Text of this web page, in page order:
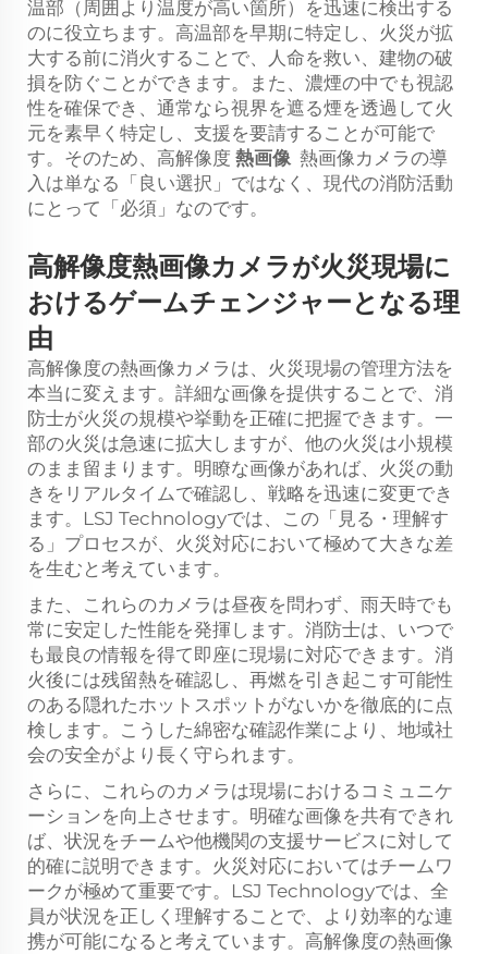
温部（周囲より温度が高い箇所）を迅速に検出する
のに役立ちます。高温部を早期に特定し、火災が拡
大する前に消火することで、人命を救い、建物の破
損を防ぐことができます。また、濃煙の中でも視認
性を確保でき、通常なら視界を遮る煙を透過して火
元を素早く特定し、支援を要請することが可能で
す。そのため、高解像度 熱画像 熱画像カメラの導
入は単なる「良い選択」ではなく、現代の消防活動
にとって「必須」なのです。
高解像度熱画像カメラが火災現場に
おけるゲームチェンジャーとなる理
由
高解像度の熱画像カメラは、火災現場の管理方法を
本当に変えます。詳細な画像を提供することで、消
防士が火災の規模や挙動を正確に把握できます。一
部の火災は急速に拡大しますが、他の火災は小規模
のまま留まります。明瞭な画像があれば、火災の動
きをリアルタイムで確認し、戦略を迅速に変更でき
ます。LSJ Technologyでは、この「見る・理解す
る」プロセスが、火災対応において極めて大きな差
を生むと考えています。
また、これらのカメラは昼夜を問わず、雨天時でも
常に安定した性能を発揮します。消防士は、いつで
も最良の情報を得て即座に現場に対応できます。消
火後には残留熱を確認し、再燃を引き起こす可能性
のある隠れたホットスポットがないかを徹底的に点
検します。こうした綿密な確認作業により、地域社
会の安全がより長く守られます。
さらに、これらのカメラは現場におけるコミュニケ
ーションを向上させます。明確な画像を共有できれ
ば、状況をチームや他機関の支援サービスに対して
的確に説明できます。火災対応においてはチームワ
ークが極めて重要です。LSJ Technologyでは、全
員が状況を正しく理解することで、より効率的な連
携が可能になると考えています。高解像度の熱画像